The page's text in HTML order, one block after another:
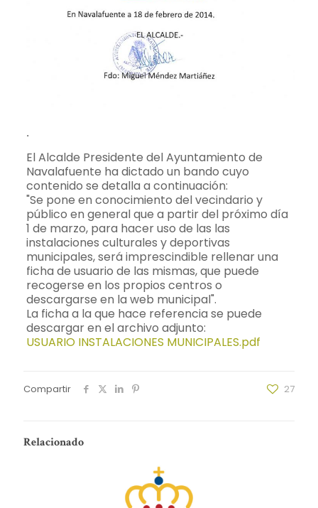
.
El Alcalde Presidente del Ayuntamiento de
Navalafuente ha dictado un bando cuyo
contenido se detalla a continuación:
"Se pone en conocimiento del vecindario y
público en general que a partir del próximo día
1 de marzo, para hacer uso de las las
instalaciones culturales y deportivas
municipales, será imprescindible rellenar una
ficha de usuario de las mismas, que puede
recogerse en los propios centros o
descargarse en la web municipal".
La ficha a la que hace referencia se puede
descargar en el archivo adjunto:
USUARIO INSTALACIONES MUNICIPALES.pdf
Compartir 27
Relacionado